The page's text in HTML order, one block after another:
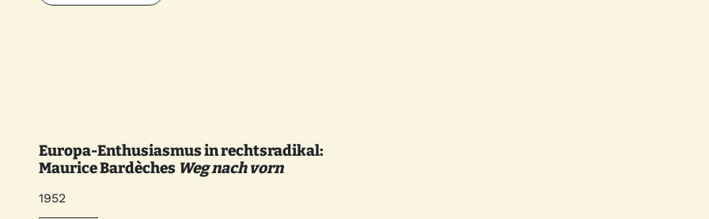
Europa-Enthusiasmus in rechtsradikal:
Maurice Bardèches Weg nach vorn
1952